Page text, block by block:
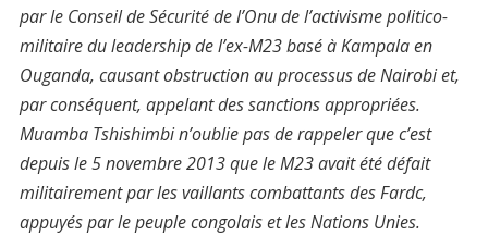
par le Conseil de Sécurité de l’Onu de l’activisme politico-
militaire du leadership de l’ex-M23 basé à Kampala en
Ouganda, causant obstruction au processus de Nairobi et,
par conséquent, appelant des sanctions appropriées.
Muamba Tshishimbi n’oublie pas de rappeler que c’est
depuis le 5 novembre 2013 que le M23 avait été défait
militairement par les vaillants combattants des Fardc,
appuyés par le peuple congolais et les Nations Unies.